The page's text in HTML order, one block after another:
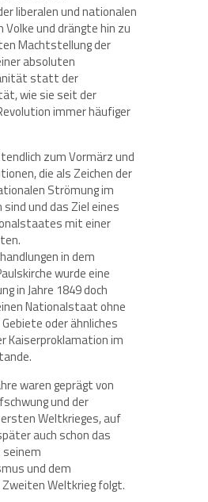
liberalen und nationalen
Volke und drängte hin zu
Machtstellung der
absoluten
statt der
wie sie seit der
immer häufiger
zum Vormärz und
die als Zeichen der
Strömung im
und das Ziel eines
mit einer
in dem
wurde eine
in Jahre 1849 doch
Nationalstaat ohne
oder ähnliches
Kaiserproklamation im
waren geprägt von
und der
Weltkrieges, auf
auch schon das
und dem
Weltkrieg folgt.